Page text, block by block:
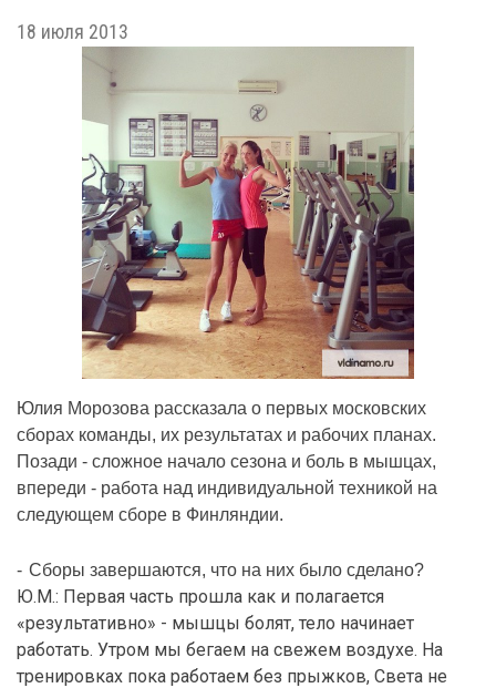
18 июля 2013
Юлия Морозова рассказала о первых московских
сборах команды, их результатах и рабочих планах.
Позади - сложное начало сезона и боль в мышцах,
впереди - работа над индивидуальной техникой на
следующем сборе в Финляндии.
- Сборы завершаются, что на них было сделано?
Ю.М.: Первая часть прошла как и полагается
«результативно» - мышцы болят, тело начинает
работать. Утром мы бегаем на свежем воздухе. На
тренировках пока работаем без прыжков, Света не